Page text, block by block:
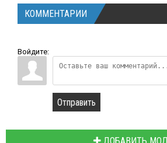
КОММЕНТАРИИ
Войдите:
Отправить